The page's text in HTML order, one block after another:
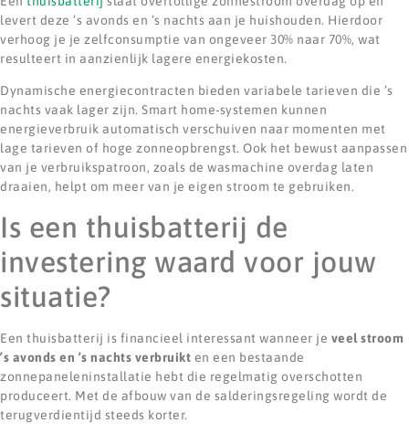
levert deze ’s avonds en ’s nachts aan je huishouden. Hierdoor
verhoog je je zelfconsumptie van ongeveer 30% naar 70%, wat
resulteert in aanzienlijk lagere energiekosten.
Dynamische energiecontracten bieden variabele tarieven die ’s
nachts vaak lager zijn. Smart home-systemen kunnen
energieverbruik automatisch verschuiven naar momenten met
lage tarieven of hoge zonneopbrengst. Ook het bewust aanpassen
van je verbruikspatroon, zoals de wasmachine overdag laten
draaien, helpt om meer van je eigen stroom te gebruiken.
Is een thuisbatterij de
investering waard voor jouw
situatie?
Een thuisbatterij is financieel interessant wanneer je veel stroom
’s avonds en ’s nachts verbruikt en een bestaande
zonnepaneleninstallatie hebt die regelmatig overschotten
produceert. Met de afbouw van de salderingsregeling wordt de
terugverdientijd steeds korter.